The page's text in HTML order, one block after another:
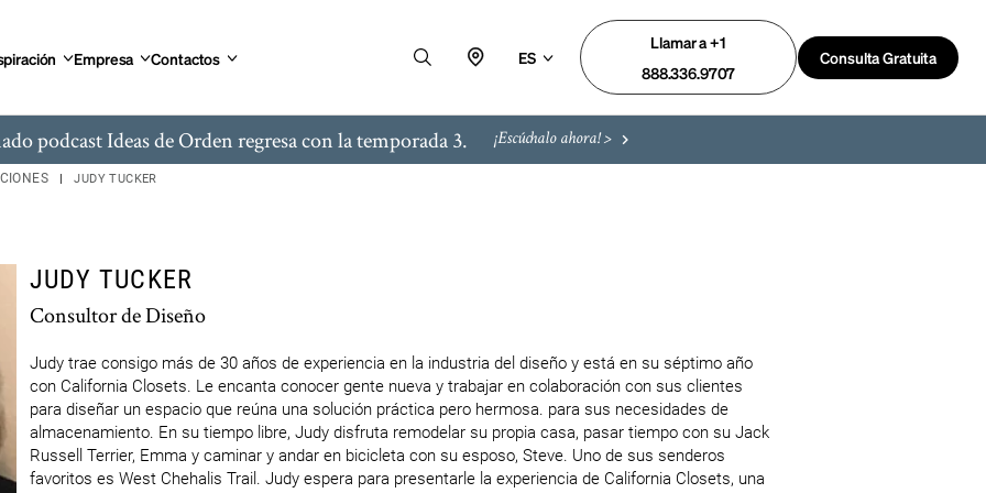
Empresa Contactos ES
Llamar a +1
888.336.9707
Consulta Gratuita
podcast Ideas de Orden regresa con la temporada 3. ¡Escúchalo ahora! >
JUDY TUCKER
JUDY TUCKER
Consultor de Diseño
Judy trae consigo más de 30 años de experiencia en la industria del diseño y está en su séptimo año
con California Closets. Le encanta conocer gente nueva y trabajar en colaboración con sus clientes
para diseñar un espacio que reúna una solución práctica pero hermosa. para sus necesidades de
almacenamiento. En su tiempo libre, Judy disfruta remodelar su propia casa, pasar tiempo con su Jack
Russell Terrier, Emma y caminar y andar en bicicleta con su esposo, Steve. Uno de sus senderos
favoritos es West Chehalis Trail. Judy espera para presentarle la experiencia de California Closets, una